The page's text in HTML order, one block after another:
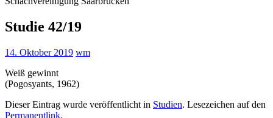
Studie 42/19
14. Oktober 2019 wm
Weiß gewinnt
(Pogosyants, 1962)
Dieser Eintrag wurde veröffentlicht in Studien. Lesezeichen auf den
Permanentlink.